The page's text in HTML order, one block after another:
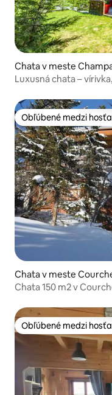
Chata v meste
Luxusná chata –
Obľúbené medzi
Obľúbené medzi
Chata v meste
Chata 150 m2 v
Obľúbené medzi
Obľúbené medzi